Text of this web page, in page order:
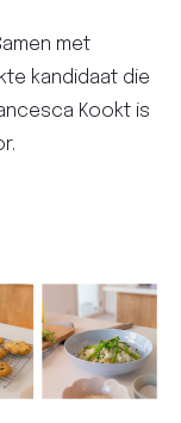
met
kandidaat die
Kookt is